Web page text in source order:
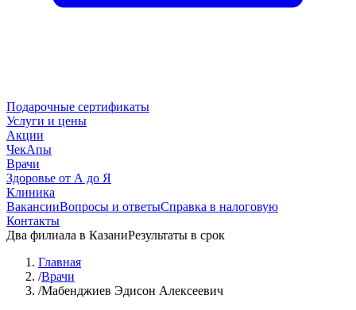
Подарочные сертификаты
Услуги и цены
Акции
ЧекАпы
Врачи
Здоровье от А до Я
Клиника
ВакансииВопросы и ответыСправка в налоговую
Контакты
Два филиала в КазаниРезультаты в срок
Главная
/Врачи
/Мабенджиев Эдисон Алексеевич